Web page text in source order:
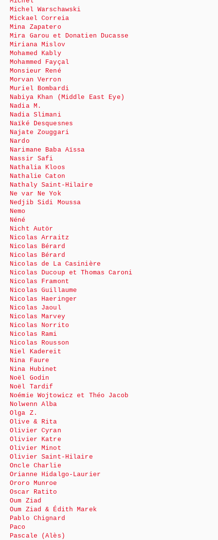
Michel Warschawski
Mickael Correia
Mina Zapatero
Mira Garou et Donatien Ducasse
Miriana Mislov
Mohamed Kably
Mohammed Fayçal
Monsieur René
Morvan Verron
Muriel Bombardi
Nabiya Khan (Middle East Eye)
Nadia M.
Nadia Slimani
Naïké Desquesnes
Najate Zouggari
Nardo
Narimane Baba Aïssa
Nassir Safi
Nathalia Kloos
Nathalie Caton
Nathaly Saint-Hilaire
Ne var Ne Yok
Nedjib Sidi Moussa
Nemo
Néné
Nicht Autör
Nicolas Arraitz
Nicolas Bérard
Nicolas Bérard
Nicolas de La Casinière
Nicolas Ducoup et Thomas Caroni
Nicolas Framont
Nicolas Guillaume
Nicolas Haeringer
Nicolas Jaoul
Nicolas Marvey
Nicolas Norrito
Nicolas Rami
Nicolas Rousson
Niel Kadereit
Nina Faure
Nina Hubinet
Noël Godin
Noël Tardif
Noémie Wojtowicz et Théo Jacob
Nolwenn Alba
Olga Z.
Olive & Rita
Olivier Cyran
Olivier Katre
Olivier Minot
Olivier Saint-Hilaire
Oncle Charlie
Orianne Hidalgo-Laurier
Ororo Munroe
Oscar Ratito
Oum Ziad
Oum Ziad & Édith Marek
Pablo Chignard
Paco
Pascale (Alès)